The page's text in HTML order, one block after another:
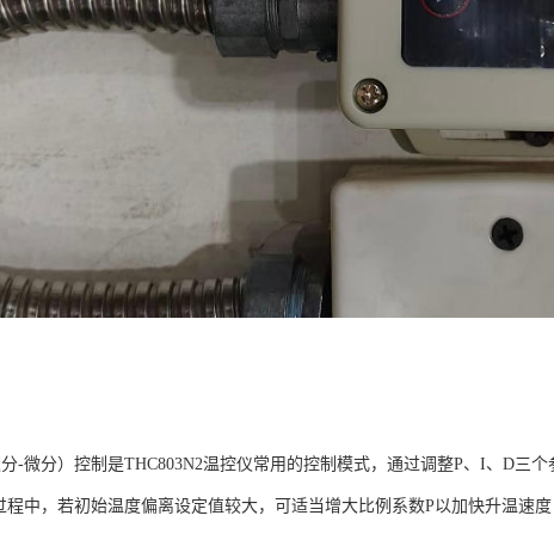
-微分）控制是THC803N2温控仪常用的控制模式，通过调整P、I、D三
程中，若初始温度偏离设定值较大，可适当增大比例系数P以加快升温速